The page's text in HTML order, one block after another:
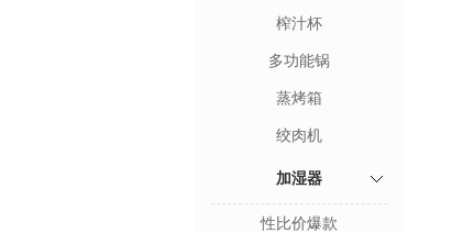
榨汁杯
多功能锅
蒸烤箱
绞肉机
加湿器
性比价爆款